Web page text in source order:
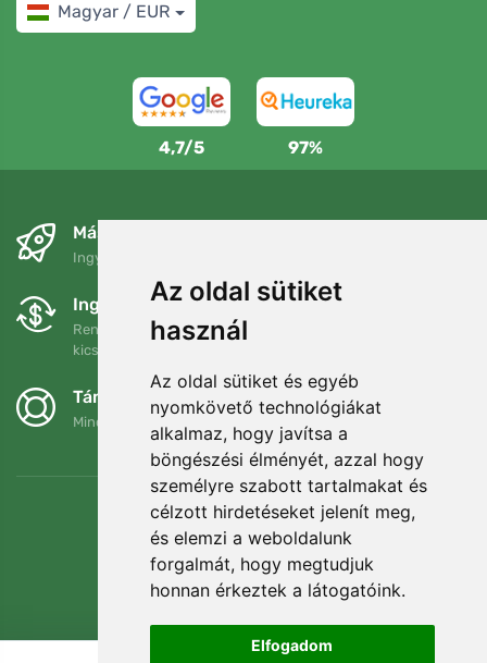
Az oldal sütiket
használ
Az oldal sütiket és egyéb
nyomkövető technológiákat
alkalmaz, hogy javítsa a
böngészési élményét, azzal hogy
személyre szabott tartalmakat és
célzott hirdetéseket jelenít meg,
és elemzi a weboldalunk
forgalmát, hogy megtudjuk
honnan érkeztek a látogatóink.
Elfogadom
Magyar / EUR
4,7/5 97%
Másnapra és ingyenesen
Ingyenes szállítás a következő összeg felett: 80 EUR
Ingyenes csere és visszaküldés
Rendelését 90 napon belül bármikor visszaküldheti vagy
kicserélheti.
Támogatjuk a Trees.org-ot
Minden megrendelésért ültetünk egy fát! Bővebben